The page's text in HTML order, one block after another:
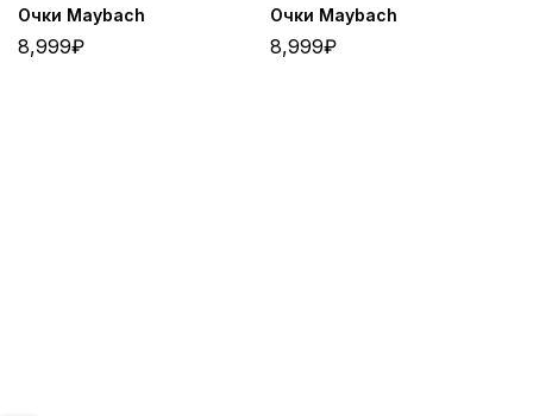
Очки Maybach
8,999₽
Очки Maybach
8,999₽